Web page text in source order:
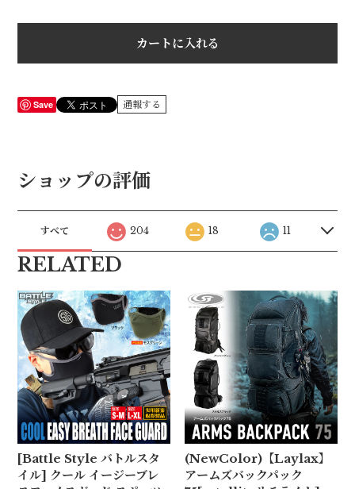
カートに入れる
Save 通報する
ショップの評価
すべて 204 18 11
RELATED
[Battle Style バトルスタ
イル] クール イージーブレ
(NewColor)【Laylax】
アームズバックパック